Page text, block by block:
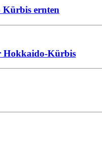
ernten
Hokkaido-Kürbis